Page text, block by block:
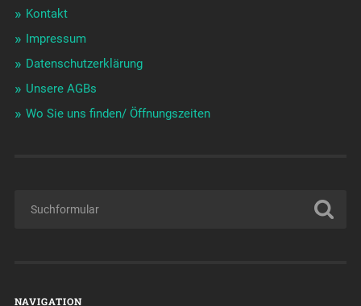
Kontakt
Impressum
Datenschutzerklärung
Unsere AGBs
Wo Sie uns finden/ Öffnungszeiten
NAVIGATION